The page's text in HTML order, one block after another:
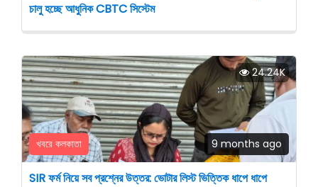
চালু হচ্ছে আধুনিক CBTC সিস্টেম
24.24K
খবরে কলকাতা 9 months ago
SIR ফর্ম নিয়ে সব প্রশ্নের উত্তর: ভোটার লিস্ট ভিত্তিক ধাপে ধাপে